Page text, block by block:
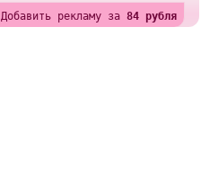
Добавить рекламу за 84 рубля